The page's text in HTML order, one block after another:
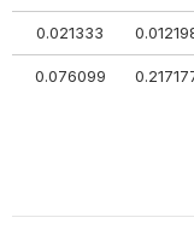
0.021333
0.076099